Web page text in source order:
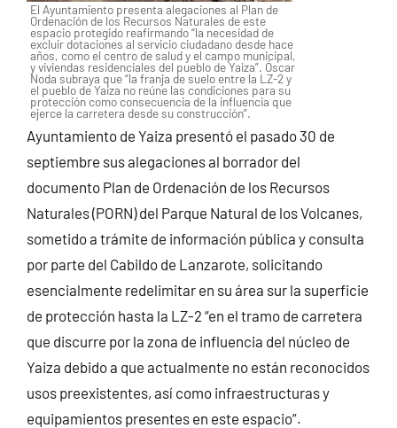
El Ayuntamiento presenta alegaciones al Plan de
Ordenación de los Recursos Naturales de este
espacio protegido reafirmando “la necesidad de
excluir dotaciones al servicio ciudadano desde hace
años, como el centro de salud y el campo municipal,
y viviendas residenciales del pueblo de Yaiza”. Óscar
Noda subraya que “la franja de suelo entre la LZ-2 y
el pueblo de Yaiza no reúne las condiciones para su
protección como consecuencia de la influencia que
ejerce la carretera desde su construcción”.
Ayuntamiento de Yaiza presentó el pasado 30 de
septiembre sus alegaciones al borrador del
documento Plan de Ordenación de los Recursos
Naturales (PORN) del Parque Natural de los Volcanes,
sometido a trámite de información pública y consulta
por parte del Cabildo de Lanzarote, solicitando
esencialmente redelimitar en su área sur la superficie
de protección hasta la LZ-2 “en el tramo de carretera
que discurre por la zona de influencia del núcleo de
Yaiza debido a que actualmente no están reconocidos
usos preexistentes, así como infraestructuras y
equipamientos presentes en este espacio”.